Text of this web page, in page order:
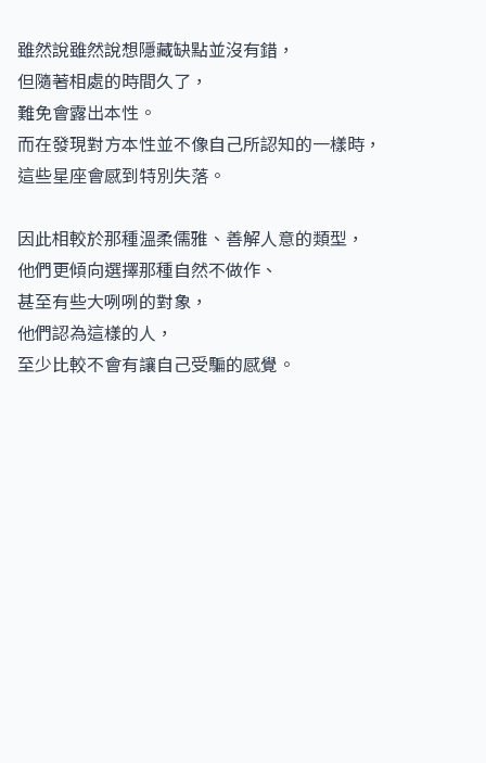
雖然說雖然說想隱藏缺點並沒有錯，
但隨著相處的時間久了，
難免會露出本性。
而在發現對方本性並不像自己所認知的一樣時，
這些星座會感到特別失落。
因此相較於那種溫柔儒雅、善解人意的類型，
他們更傾向選擇那種自然不做作、
甚至有些大咧咧的對象，
他們認為這樣的人，
至少比較不會有讓自己受騙的感覺。